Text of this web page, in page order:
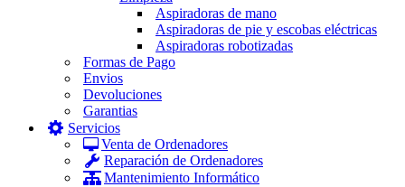
Aspiradoras de mano
Aspiradoras de pie y escobas eléctricas
Aspiradoras robotizadas
Formas de Pago
Envios
Devoluciones
Garantias
Servicios
Venta de Ordenadores
Reparación de Ordenadores
Mantenimiento Informático